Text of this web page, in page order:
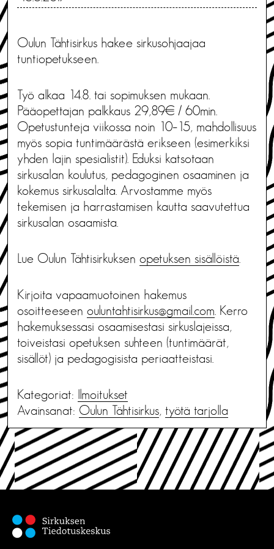
Oulun Tähtisirkus hakee sirkusohjaajaa
tuntiopetukseen.
Työ alkaa 14.8. tai sopimuksen mukaan.
Pääopettajan palkkaus 29,89€ / 60min.
Opetustunteja viikossa noin 10–15, mahdollisuus
myös sopia tuntimäärästä erikseen (esimerkiksi
yhden lajin spesialistit). Eduksi katsotaan
sirkusalan koulutus, pedagoginen osaaminen ja
kokemus sirkusalalta. Arvostamme myös
tekemisen ja harrastamisen kautta saavutettua
sirkusalan osaamista.
Lue Oulun Tähtisirkuksen opetuksen sisällöistä
Kirjoita vapaamuotoinen hakemus
osoitteeseen ouluntahtisirkus@gmail.com . Kerro
hakemuksessasi osaamisestasi sirkuslajeissa,
toiveistasi opetuksen suhteen (tuntimäärät,
sisällöt) ja pedagogisista periaatteistasi.
Kategoriat: Ilmoitukset
Avainsanat: Oulun Tähtisirkus, työtä tarjolla